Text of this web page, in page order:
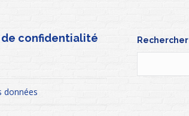
confidentialité
données
Rechercher